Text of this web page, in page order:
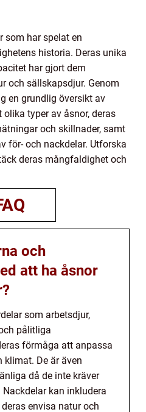
som har spelat en
historia. Deras unika
har gjort dem
och sällskapsdjur. Genom
en grundlig översikt av
typer av åsnor, deras
och skillnader, samt
för- och nackdelar. Utforska
deras mångfaldighet och
och
att ha åsnor
som arbetsdjur,
pålitliga
förmåga att anpassa
De är även
då de inte kräver
kan inkludera
envisa natur och